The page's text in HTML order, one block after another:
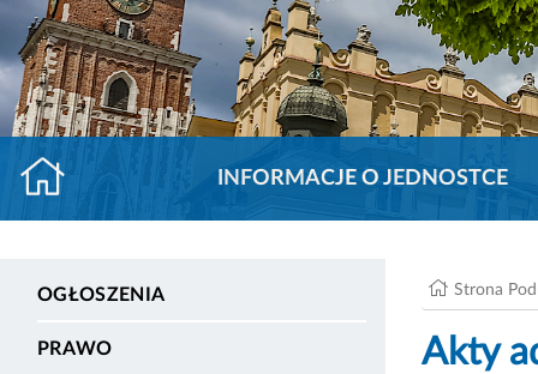
INFORMACJE O JEDNOSTCE
OGŁOSZENIA
PRAWO
Strona
Akty